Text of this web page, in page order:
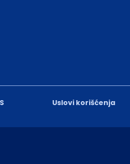
Uslovi korišćenja